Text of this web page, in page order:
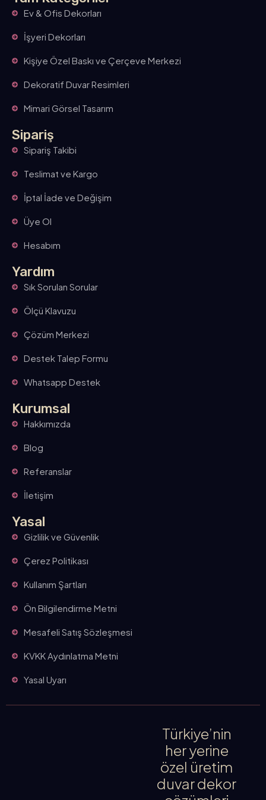
Ev & Ofis Dekorları
İşyeri Dekorları
Kişiye Özel Baskı ve Çerçeve Merkezi
Dekoratif Duvar Resimleri
Mimari Görsel Tasarım
Sipariş
Sipariş Takibi
Teslimat ve Kargo
İptal İade ve Değişim
Üye Ol
Hesabım
Yardım
Sık Sorulan Sorular
Ölçü Klavuzu
Çözüm Merkezi
Destek Talep Formu
Whatsapp Destek
Kurumsal
Hakkımızda
Blog
Referanslar
İletişim
Yasal
Gizlilik ve Güvenlik
Çerez Politikası
Kullanım Şartları
Ön Bilgilendirme Metni
Mesafeli Satış Sözleşmesi
KVKK Aydınlatma Metni
Yasal Uyarı
Türkiye’nin
her yerine
özel üretim
duvar dekor